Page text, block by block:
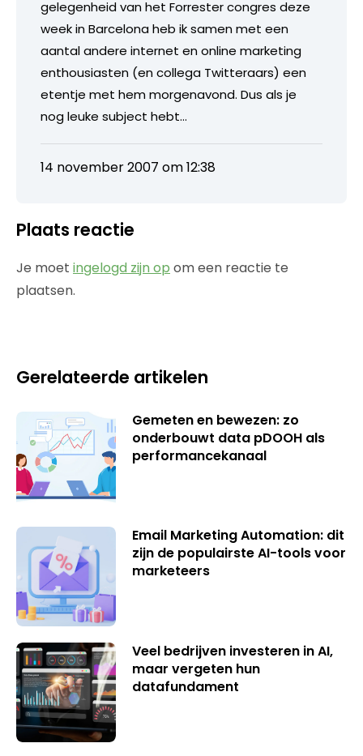
gelegenheid van het Forrester congres deze
week in Barcelona heb ik samen met een
aantal andere internet en online marketing
enthousiasten (en collega Twitteraars) een
etentje met hem morgenavond. Dus als je
nog leuke subject hebt…
14 november 2007 om 12:38
Plaats reactie
Je moet ingelogd zijn op om een reactie te
plaatsen.
Gerelateerde artikelen
Gemeten en bewezen: zo
onderbouwt data pDOOH als
performancekanaal
Email Marketing Automation: dit
zijn de populairste AI-tools voor
marketeers
Veel bedrijven investeren in AI,
maar vergeten hun
datafundament